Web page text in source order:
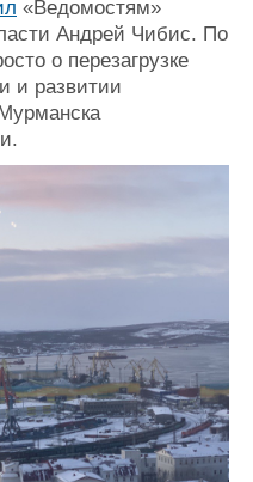
Флот
Галерея флота
Отзывы
«Ведомостям»
Андрей Чибис. По
о перезагрузке
и развитии